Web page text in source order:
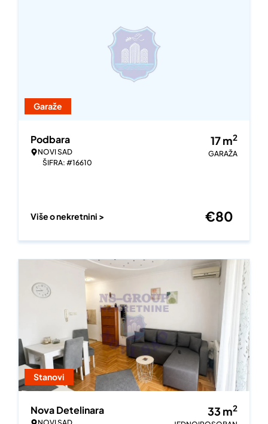
Garaže
Podbara
NOVI SAD
ŠIFRA: #16610
17m2
GARAŽA
Više o nekretnini > €80
Stanovi
Nova Detelinara 33 m2